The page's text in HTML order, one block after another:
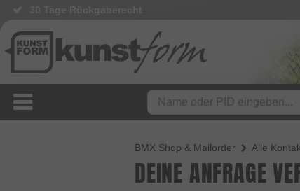
BMX Shop & Mailorder Alle
DEINE ANFRAGE